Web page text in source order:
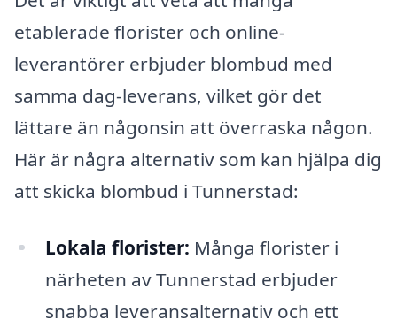
etablerade florister och online-
leverantörer erbjuder blombud med
samma dag-leverans, vilket gör det
lättare än någonsin att överraska någon.
Här är några alternativ som kan hjälpa dig
att skicka blombud i Tunnerstad:
Lokala florister: Många florister i
närheten av Tunnerstad erbjuder
snabba leveransalternativ och ett